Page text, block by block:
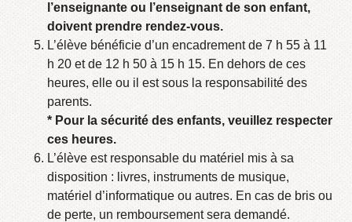
l’enseignante ou l’enseignant de son enfant,
doivent prendre rendez-vous.
L’élève bénéficie d’un encadrement de 7 h 55 à 11
h 20 et de 12 h 50 à 15 h 15. En dehors de ces
heures, elle ou il est sous la responsabilité des
parents.
* Pour la sécurité des enfants, veuillez respecter
ces heures.
L’élève est responsable du matériel mis à sa
disposition : livres, instruments de musique,
matériel d’informatique ou autres. En cas de bris ou
de perte, un remboursement sera demandé.